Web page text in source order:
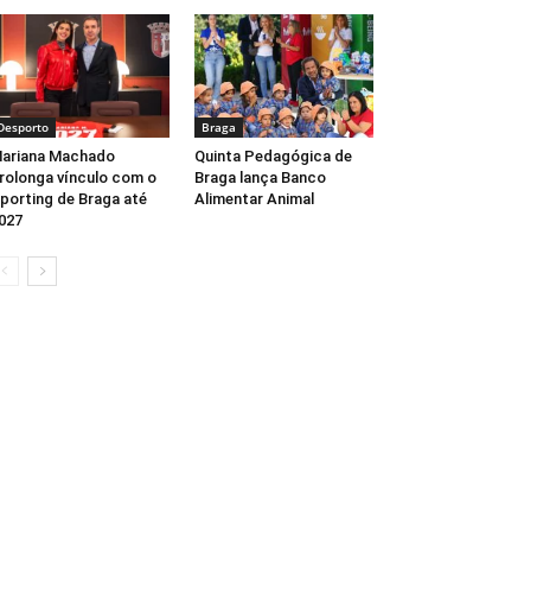
Machado
vínculo com o
de Braga até
Braga
Quinta Pedagógica de
Braga lança Banco
Alimentar Animal